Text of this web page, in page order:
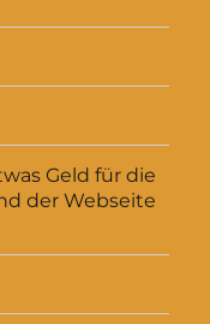
Geld für die
der Webseite